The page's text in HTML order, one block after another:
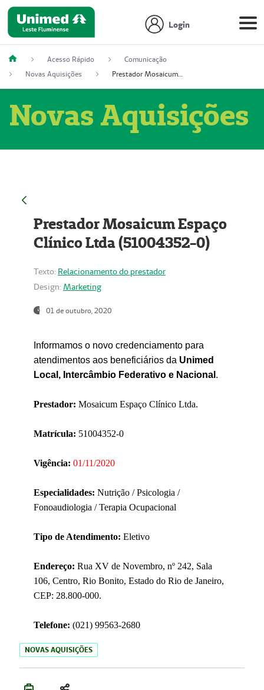
Login
Acesso Rápido
Comunicação
Novas Aquisições
Prestador Mosaicum Espaço Clínico Ltda (51004352-0)
Novas Aquisições
Prestador Mosaicum Espaço
Clínico Ltda (51004352-0)
Texto: Relacionamento do prestador
Design: Marketing
01 de outubro, 2020
Informamos o novo credenciamento para
atendimentos aos beneficiários da Unimed
Local, Intercâmbio Federativo e Nacional .
Prestador: Mosaicum Espaço Clínico Ltda.
Matrícula: 51004352-0
Vigência: 01/11/2020
Especialidades: Nutrição / Psicologia /
Fonoaudiologia / Terapia Ocupacional
Tipo de Atendimento: Eletivo
Endereço: Rua XV de Novembro, nº 242, Sala
106, Centro, Rio Bonito, Estado do Rio de Janeiro,
CEP: 28.800-000.
Telefone: (021) 99563-2680
NOVAS AQUISIÇÕES